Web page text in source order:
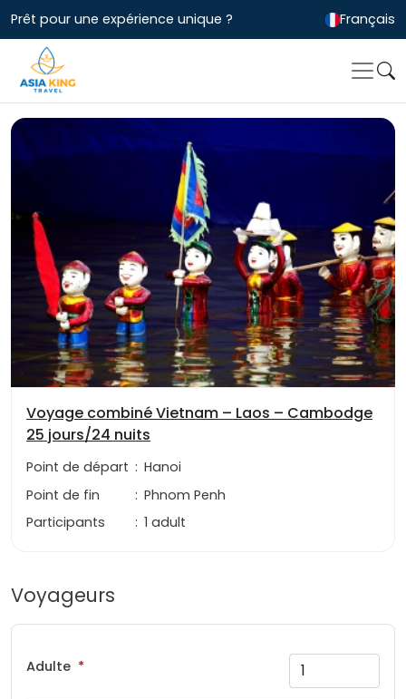
Prêt pour une expérience unique ? Français
Voyageurs
Adulte
Voyage combiné Vietnam – Laos – Cambodge
25 jours/24 nuits
Point de départ : Hanoi
Point de fin
: Phnom Penh
Participants
: 1 adult